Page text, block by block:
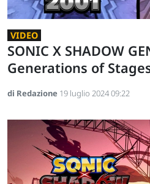
VIDEO
SONIC X SHADOW
Generations of
di Redazione 19 luglio 2024 09:22